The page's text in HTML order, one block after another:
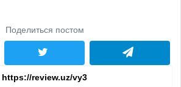
Поделиться постом